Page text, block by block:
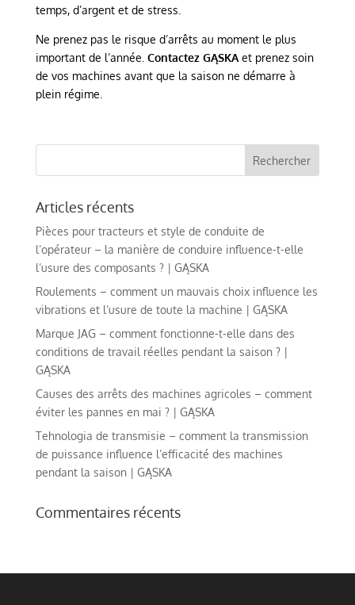
temps, d’argent et de stress.
Ne prenez pas le risque d’arrêts au moment le plus
important de l’année. Contactez GĄSKAet prenez soin
de vos machines avant que la saison ne démarre à
plein régime.
Articles récents
Pièces pour tracteurs et style de conduite de
l’opérateur – la manière de conduire influence-t-elle
l’usure des composants ? | GĄSKA
Roulements – comment un mauvais choix influence les
vibrations et l’usure de toute la machine | GĄSKA
Marque JAG – comment fonctionne-t-elle dans des
conditions de travail réelles pendant la saison ? |
GĄSKA
Causes des arrêts des machines agricoles – comment
éviter les pannes en mai ? | GĄSKA
Tehnologia de transmisie – comment la transmission
de puissance influence l’efficacité des machines
pendant la saison | GĄSKA
Commentaires récents